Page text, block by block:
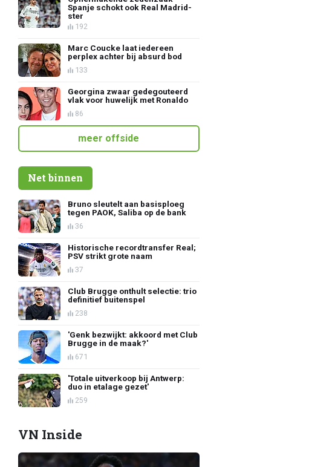
Spanje schokt ook Real Madrid-
ster
192
Marc Coucke laat iedereen
perplex achter bij absurd bod
133
Georgina zwaar gedegouteerd
vlak voor huwelijk met Ronaldo
86
meer offside
Net binnen
Bruno sleutelt aan basisploeg
tegen PAOK, Saliba op de bank
36
Historische recordtransfer Real;
PSV strikt grote naam
37
Club Brugge onthult selectie: trio
definitief buitenspel
238
'Genk bezwijkt: akkoord met Club
Brugge in de maak?'
671
'Totale uitverkoop bij Antwerp:
duo in etalage gezet'
259
VN Inside